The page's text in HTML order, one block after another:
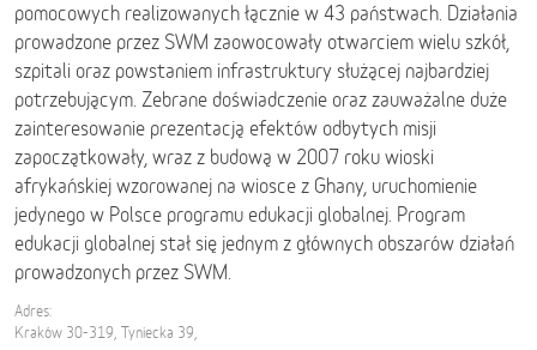
pomocowych realizowanych łącznie w 43 państwach. Działania
prowadzone przez SWM zaowocowały otwarciem wielu szkół,
szpitali oraz powstaniem infrastruktury służącej najbardziej
potrzebującym. Zebrane doświadczenie oraz zauważalne duże
zainteresowanie prezentacją efektów odbytych misji
zapoczątkowały, wraz z budową w 2007 roku wioski
afrykańskiej wzorowanej na wiosce z Ghany, uruchomienie
jedynego w Polsce programu edukacji globalnej. Program
edukacji globalnej stał się jednym z głównych obszarów działań
prowadzonych przez SWM.
Adres:
Kraków 30-319, Tyniecka 39,